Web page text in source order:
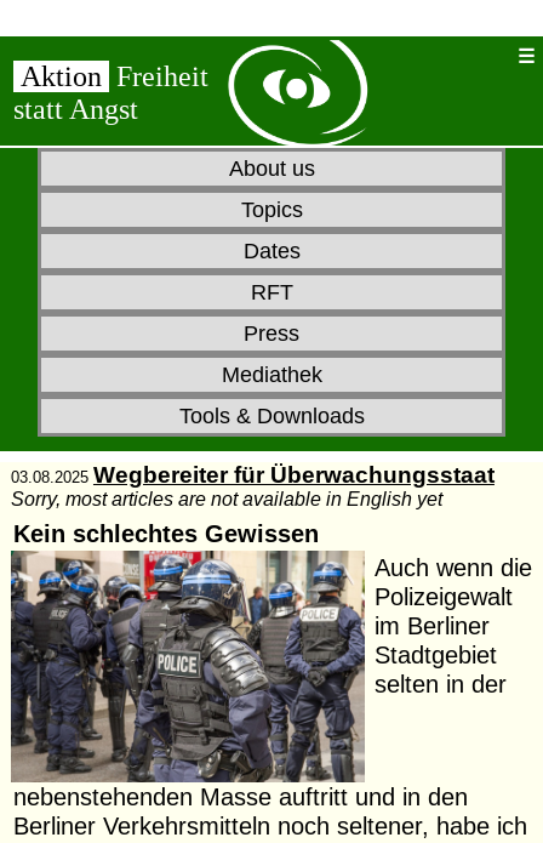
Aktion Freiheit
statt Angst
About us
Topics
Dates
RFT
Press
Mediathek
Tools & Downloads
03.08.2025 Wegbereiter für Überwachungsstaat
Sorry, most articles are not available in English yet
Kein schlechtes Gewissen
Auch wenn die
Polizeigewalt
im Berliner
Stadtgebiet
selten in der
nebenstehenden Masse auftritt und in den
Berliner Verkehrsmitteln noch seltener, habe ich